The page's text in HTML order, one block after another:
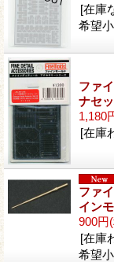
[在庫
希望
ファ
ナセ
1,180
[在庫
ファ
イン
900円
[在庫
希望